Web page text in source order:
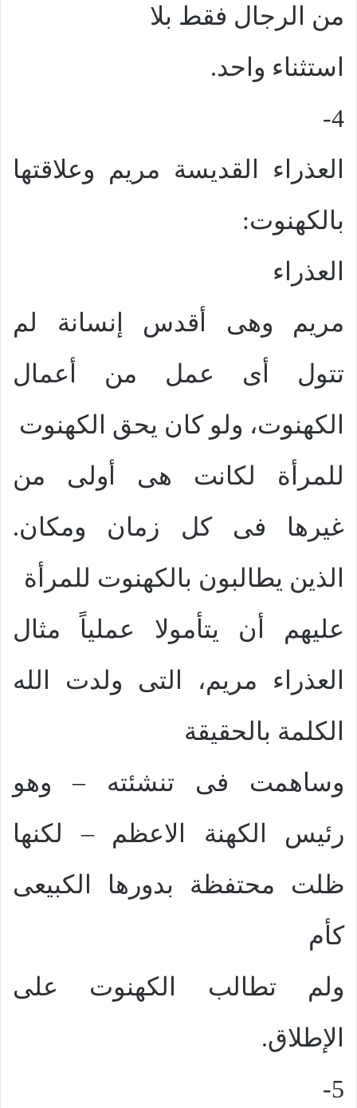
من الرجال فقط بلا
استثناء واحد.
4-
العذراء القديسة مريم وعلاقتها
بالكهنوت:
العذراء
مريم وهى أقدس إنسانة لم
تتول أى عمل من أعمال
الكهنوت، ولو كان يحق الكهنوت
للمرأة لكانت هى أولى من
غيرها فى كل زمان ومكان.
الذين يطالبون بالكهنوت للمرأة
عليهم أن يتأمولا عملياً مثال
العذراء مريم، التى ولدت الله
الكلمة بالحقيقة
وساهمت فى تنشئته – وهو
رئيس الكهنة الاعظم – لكنها
ظلت محتفظة بدورها الكبيعى
كأم
ولم تطالب الكهنوت على
الإطلاق.
5-